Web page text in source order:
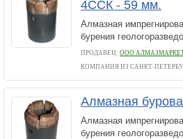
4ССК - 59 мм.
Алмазная
бурения
ПРОДАВЕЦ: ООО
КОМПАНИЯ ИЗ САНКТ-
Алмазная
Алмазная
бурения